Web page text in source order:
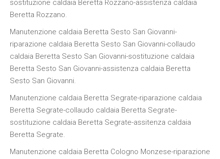
sostituzione caldaia Beretta Rozzano-assistenza caldaia
Beretta Rozzano.
Manutenzione caldaia Beretta Sesto San Giovanni-
riparazione caldaia Beretta Sesto San Giovanni-collaudo
caldaia Beretta Sesto San Giovanni-sostituzione caldaia
Beretta Sesto San Giovanni-assistenza caldaia Beretta
Sesto San Giovanni.
Manutenzione caldaia Beretta Segrate-riparazione caldaia
Beretta Segrate-collaudo caldaia Beretta Segrate-
sostituzione caldaia Beretta Segrate-assitenza caldaia
Beretta Segrate.
Manutenzione caldaia Beretta Cologno Monzese-riparazione